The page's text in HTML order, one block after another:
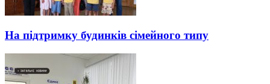
На підтримку будинків сімейного типу